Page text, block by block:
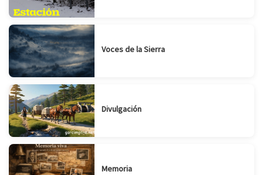
Voces de la Sierra
Divulgación
Memoria